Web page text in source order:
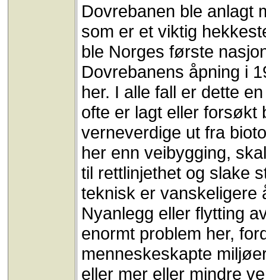
Dovrebanen ble anlagt
som er et viktig
ble Norges første
Dovrebanens åpning i
her. I alle fall er dette
ofte er lagt eller forsøkt
verneverdige ut fra
her enn veibygging,
til rettlinjethet og slake
teknisk er vanskeligere
Nyanlegg eller flytting
enormt problem her,
menneskeskapte
eller mer eller mindre